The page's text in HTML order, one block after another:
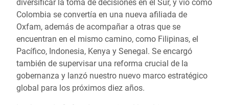
diversificar la toma de decisiones en el Sur, y vio cómo
Colombia se convertía en una nueva afiliada de
Oxfam, además de acompañar a otras que se
encuentran en el mismo camino, como Filipinas, el
Pacífico, Indonesia, Kenya y Senegal. Se encargó
también de supervisar una reforma crucial de la
gobernanza y lanzó nuestro nuevo marco estratégico
global para los próximos diez años.